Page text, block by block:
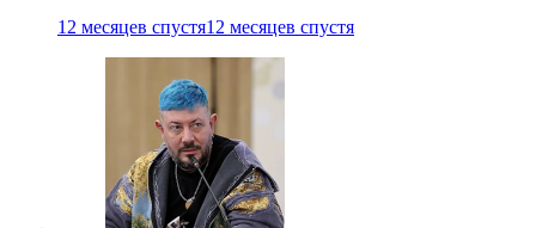
12 месяцев спустя12 месяцев спустя